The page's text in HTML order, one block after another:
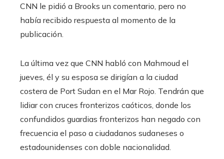
CNN le pidió a Brooks un comentario, pero no
había recibido respuesta al momento de la
publicación.
La última vez que CNN habló con Mahmoud el
jueves, él y su esposa se dirigían a la ciudad
costera de Port Sudan en el Mar Rojo. Tendrán que
lidiar con cruces fronterizos caóticos, donde los
confundidos guardias fronterizos han negado con
frecuencia el paso a ciudadanos sudaneses o
estadounidenses con doble nacionalidad.